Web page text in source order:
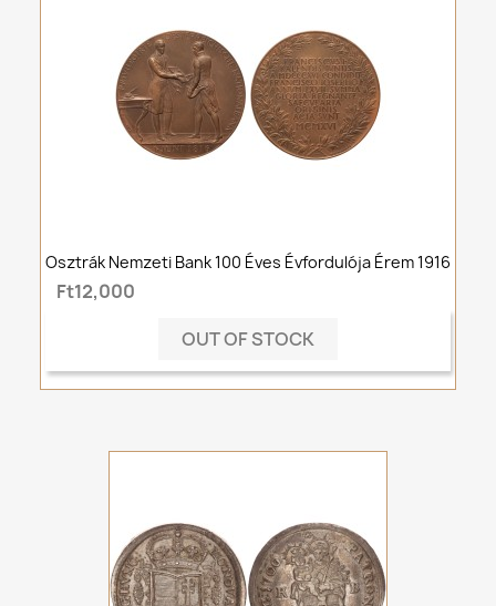
Osztrák Nemzeti Bank 100 Éves Évfordulója Érem 1916
Ft12,000
OUT OF STOCK